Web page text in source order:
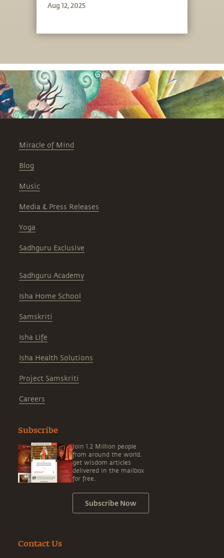
Aug 12, 2025
Miracle of Mind
Blog
Music
Media & Press Releases
Yoga
Sadhguru Exclusive
Sadhguru Academy
Isha Home School
Samskriti
Isha Life
Isha Health Solutions
Project Samskriti
Careers
Subscribe
Join 1.2 Million people
from around the world,
get wisdom articles
delivered in the mailbox
for free.
Subscribe Now
Contact Us